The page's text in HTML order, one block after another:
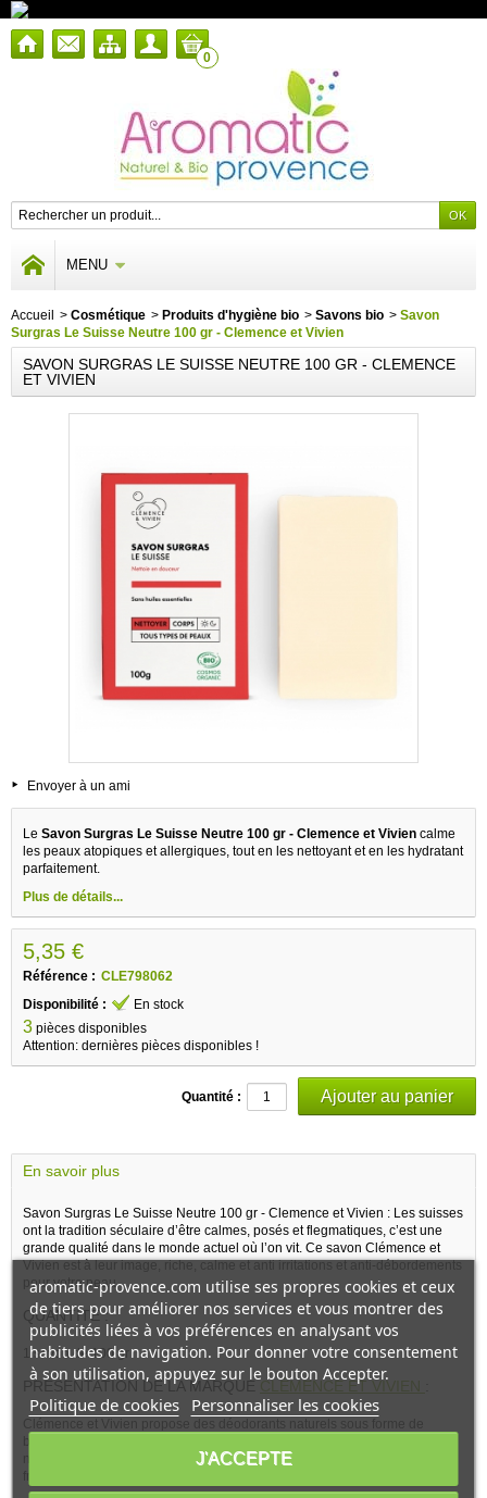
0
MENU
Accueil > Cosmétique > Produits d'hygiène bio > Savons bio > Savon
Surgras Le Suisse Neutre 100 gr - Clemence et Vivien
SAVON SURGRAS LE SUISSE NEUTRE 100 GR - CLEMENCE
ET VIVIEN
Envoyer à un ami
Le Savon Surgras Le Suisse Neutre 100 gr - Clemence et Vivien calme
les peaux atopiques et allergiques, tout en les nettoyant et en les hydratant
parfaitement.
Plus de détails...
5,35 €
Référence : CLE798062
Disponibilité :
En stock
3 pièces disponibles
Attention: dernières pièces disponibles !
Quantité :
En savoir plus
Savon Surgras Le Suisse Neutre 100 gr - Clemence et Vivien : Les suisses
ont la tradition séculaire d’être calmes, posés et flegmatiques, c’est une
grande qualité dans le monde actuel où l’on vit. Ce savon Clémence et
Vivien est à leur image, riche, calme et anti irritations et anti-débordements
pour votre peau.
QUANTITE :
1 savon de 100 gr
PRESENTATION DE LA MARQUE CLÉMENCE ET VIVIEN
Clémence et Vivien propose des déodorants naturels sous forme de
baume, des crèmes corporelles et soins visage sous forme de beurre
naturel et des savons façonnés à froid. Sa gamme de savons façonnés à
froid permet d'apporter des actifs naturels non chauffés.
aromatic-provence.com utilise ses propres cookies et ceux
de tiers pour améliorer nos services et vous montrer des
publicités liées à vos préférences en analysant vos
habitudes de navigation. Pour donner votre consentement
à son utilisation, appuyez sur le bouton Accepter.
Politique de cookies Personnaliser les cookies
J'ACCEPTE